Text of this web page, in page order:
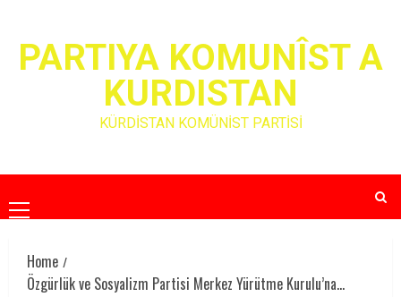
contentPARTIYA KOMUNÎST A
KURDISTAN
KÜRDİSTAN KOMÜNİST PARTİSİ
Primary
Menu
Home
Özgürlük ve Sosyalizm Partisi Merkez Yürütme Kurulu’na…